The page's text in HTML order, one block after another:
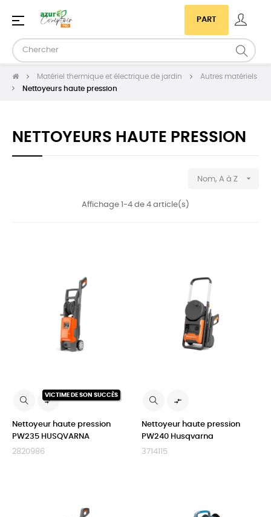
PART
Basculer
navigation
☰
Matériel thermique et électrique de jardin
Autres matériels
Nettoyeurs haute pression
NETTOYEURS HAUTE PRESSION
Nom, A à Z 
Affichage 1-4 de 4 article(s)
VICTIME DE SON SUCCÈS

Nettoyeur haute pression
PW235 HUSQVARNA
2820986

Nettoyeur haute pression
PW240 Husqvarna
3714115